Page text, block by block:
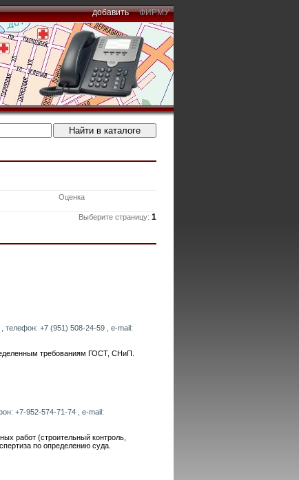
добавить ФИРМУ
Оценка
Выберите страницу: 1
телефон: +7 (951) 508-24-59 , e-mail:
требованиям ГОСТ, СНиП.
+7-952-574-71-74 , e-mail:
работ (строительный контроль,
по определению суда.